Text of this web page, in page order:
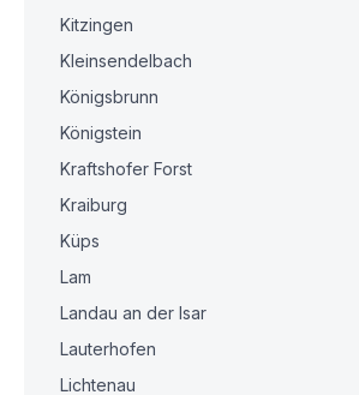
Kitzingen
Kleinsendelbach
Königsbrunn
Königstein
Kraftshofer Forst
Kraiburg
Küps
Lam
Landau an der Isar
Lauterhofen
Lichtenau